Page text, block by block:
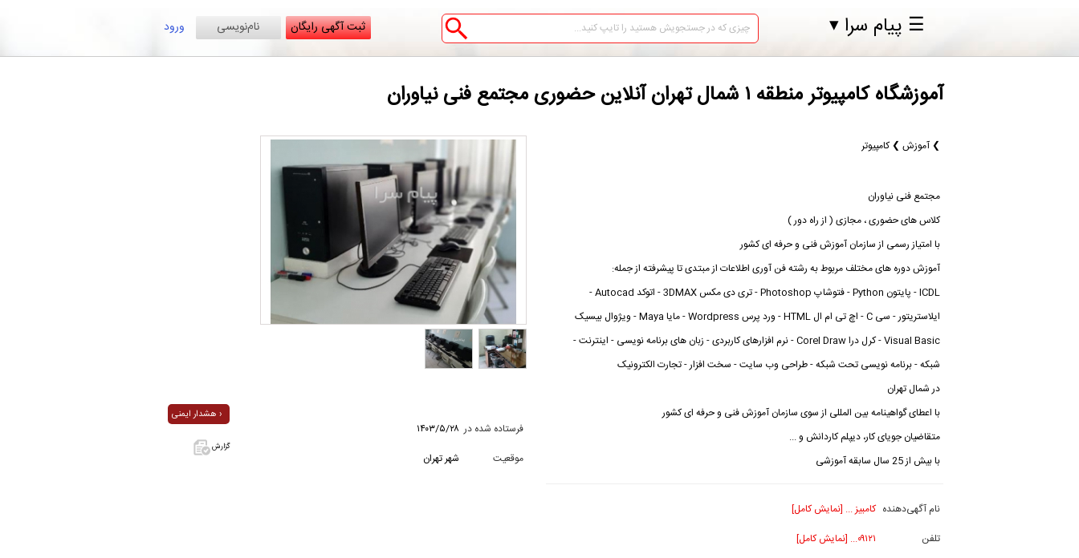
☰ پیام سرا ▾ ورود نام‌نویسی ثبت آگهی رایگان
آموزشگاه کامپیوتر منطقه ۱ شمال تهران آنلاین حضوری مجتمع فنی نیاوران
❯ آموزش ❯ کامپیوتر
مجتمع فنی نیاوران
کلاس های حضوری ، مجازی ( از راه دور )
با امتیاز رسمی از سازمان آموزش فنی و حرفه ای کشور
آموزش دوره های مختلف مربوط به رشته فن آوری اطلاعات از مبتدی تا پیشرفته از جمله:
ICDL - پایتون Python - فتوشاپ Photoshop - تری دی مکس 3DMAX - اتوکد Autocad -
ایلاستریتور - سی C - اچ تی ام ال HTML - ورد پرس Wordpress - مایا Maya - ویژوال بیسیک
Visual Basic - کرل درا Corel Draw - نرم افزارهای کاربردی - زبان های برنامه نویسی - اینترنت -
شبکه - برنامه نویسی تحت شبکه - طراحی وب سایت - سخت افزار - تجارت الکترونیک
در شمال تهران
با اعطای گواهینامه بین المللی از سوی سازمان آموزش فنی و حرفه ای کشور
متقاضیان جویای کار، دیپلم کاردانش و ...
با بیش از 25 سال سابقه آموزشی
نام آگهی‌دهنده کامبیز ... [نمایش کامل]
تلفن
۰۹۱۲۱... [نمایش کامل]
هشدار ایمنی ›
گزارش
فرستاده شده در ۱۴۰۳/۵/۲۸
موقعیت
شهر تهران